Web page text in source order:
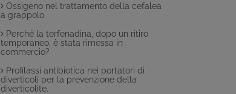
Ossigeno nel trattamento della cefalea
a grappolo
Perché la terfenadina, dopo un ritiro
temporaneo, è stata rimessa in
commercio?
Profilassi antibiotica nei portatori di
diverticoli per la prevenzione della
diverticolite.